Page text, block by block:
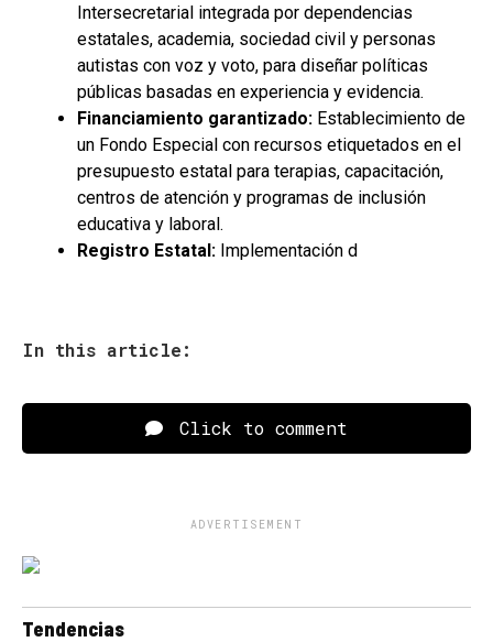
Intersecretarial integrada por dependencias
estatales, academia, sociedad civil y personas
autistas con voz y voto, para diseñar políticas
públicas basadas en experiencia y evidencia.
Financiamiento garantizado: Establecimiento de
un Fondo Especial con recursos etiquetados en el
presupuesto estatal para terapias, capacitación,
centros de atención y programas de inclusión
educativa y laboral.
Registro Estatal: Implementación d
In this article:
Click to comment
ADVERTISEMENT
Tendencias